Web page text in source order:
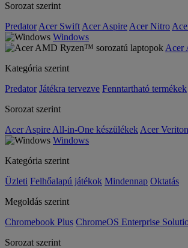
Sorozat szerint
Predator Acer Swift Acer Aspire Acer Nitro
Windows
Acer
Kategória szerint
Predator Játékra tervezve Fenntartható termékek
Sorozat szerint
Acer Aspire All-in-One készülékek Acer
Windows
Kategória szerint
Üzleti Felhőalapú játékok Mindennap Oktatás
Megoldás szerint
Chromebook Plus ChromeOS Enterprise
Sorozat szerint